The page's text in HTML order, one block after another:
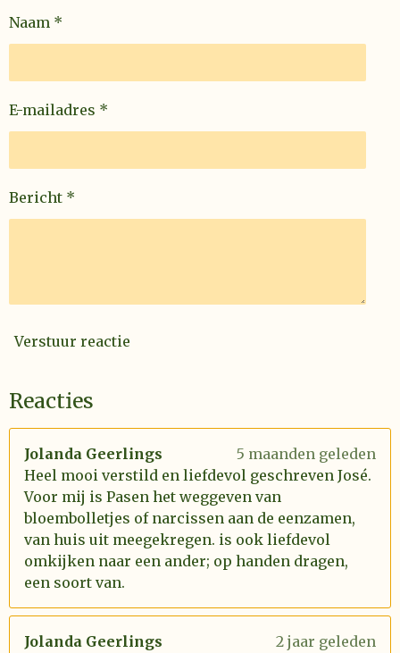
Naam *
E-mailadres *
Bericht *
Verstuur reactie
Reacties
Jolanda Geerlings
5 maanden geleden
Heel mooi verstild en liefdevol geschreven José.
Voor mij is Pasen het weggeven van
bloembolletjes of narcissen aan de eenzamen,
van huis uit meegekregen. is ook liefdevol
omkijken naar een ander; op handen dragen,
een soort van.
Jolanda Geerlings
2 jaar geleden